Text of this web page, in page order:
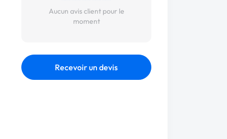
Aucun avis client pour le
moment
Recevoir un devis